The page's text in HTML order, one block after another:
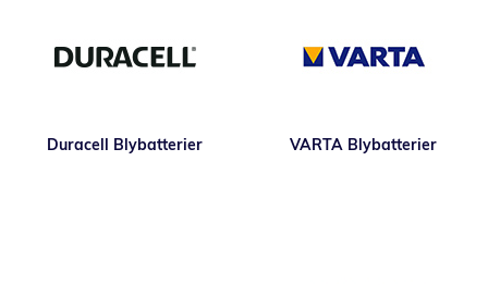
Duracell Blybatterier VARTA Blybatterier